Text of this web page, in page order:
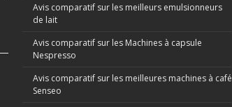
Avis comparatif sur les meilleurs emulsionneurs
de lait
Avis comparatif sur les Machines à capsule
Nespresso
Avis comparatif sur les meilleures machines à café
Senseo